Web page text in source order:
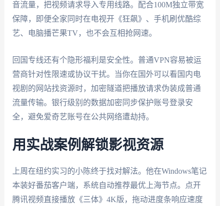
音流量，把视频请求导入专用线路。配合100M独立带宽
保障，即便全家同时在电视开《狂飙》、手机刷优酷综
艺、电脑播芒果TV，也不会互相抢网速。
回国专线还有个隐形福利是安全性。普通VPN容易被运
营商针对性限速或协议干扰。当你在国外可以看国内电
视剧的网站找资源时，加密隧道把播放请求伪装成普通
流量传输。银行级别的数据加密同步保护账号登录安
全，避免爱奇艺账号在公共网络遭劫持。
用实战案例解锁影视资源
上周在纽约实习的小陈终于找对解法。他在Windows笔记
本装好番茄客户端，系统自动推荐最优上海节点。点开
腾讯视频直接播放《三体》4K版，拖动进度条响应速度